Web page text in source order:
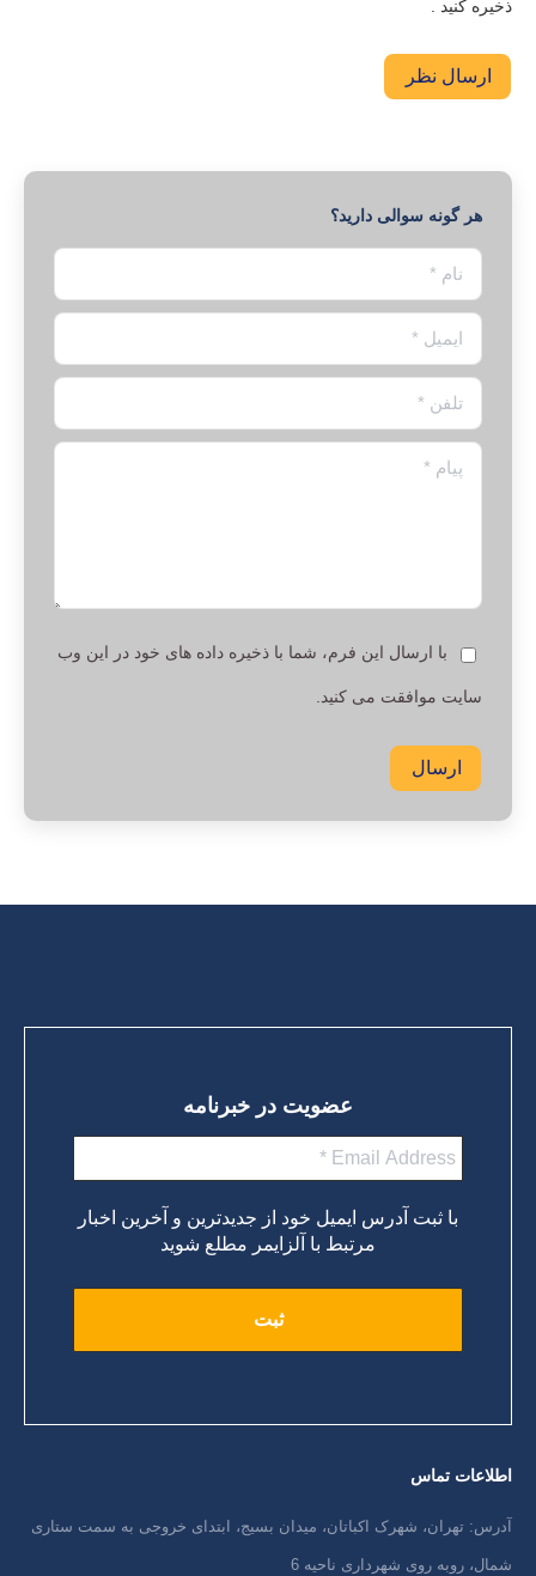
ذخیره کنید .
ارسال نظر
هر گونه سوالی دارید؟
نام *
ایمیل *
تلفن *
پیام *
با ارسال این فرم، شما با ذخیره داده های خود در این وب
سایت موافقت می کنید.
ارسال
عضویت در خبرنامه
با ثبت آدرس ایمیل خود از جدیدترین و آخرین اخبار
مرتبط با آلزایمر مطلع شوید
اطلاعات تماس
آدرس: تهران، شهرک اکباتان، میدان بسیج، ابتدای خروجی به سمت ستاری
شمال، روبه روی شهرداری ناحیه 6